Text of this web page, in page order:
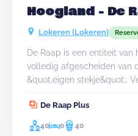
Hoogland - De
Lokeren (Lokeren)
De Raap is een entiteit
volledig afgescheiden van
&quot;eigen stekje&quot;.
tot een eenvoudig maar
jeugdverblijf.&nbsp;
De Raap Plus
40 0 40